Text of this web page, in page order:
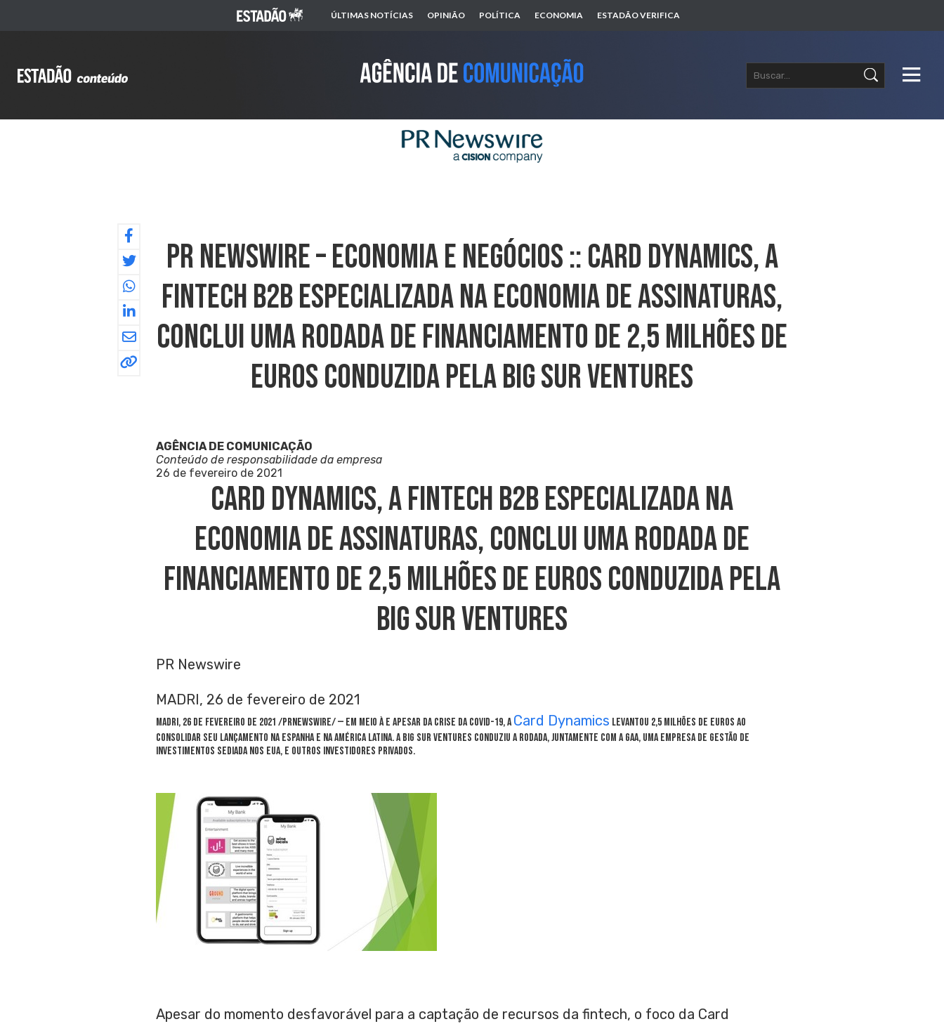
ÚLTIMAS NOTÍCIAS OPINIÃO POLÍTICA ECONOMIA ESTADÃO VERIFICA
PR NEWSWIRE – ECONOMIA E NEGÓCIOS :: Card Dynamics, A
Fintech B2B Especializada Na Economia De Assinaturas,
Conclui Uma Rodada De Financiamento De 2,5 Milhões De
Euros Conduzida Pela Big Sur Ventures
AGÊNCIA DE COMUNICAÇÃO
Conteúdo de responsabilidade da empresa
26 de fevereiro de 2021
Card Dynamics, A Fintech B2B Especializada Na
Economia De Assinaturas, Conclui Uma Rodada De
Financiamento De 2,5 Milhões De Euros Conduzida Pela
Big Sur Ventures
PR Newswire
MADRI, 26 de fevereiro de 2021
MADRI, 26 de fevereiro de 2021 /PRNewswire/ — Em meio à e apesar da crise da Covid-19, aCard Dynamics levantou 2,5 milhões de euros ao
consolidar seu lançamento na Espanha e na América Latina. A Big Sur Ventures conduziu a rodada, juntamente com a GAA, uma empresa de gestão de
investimentos sediada nos EUA, e outros investidores privados.
Apesar do momento desfavorável para a captação de recursos da fintech, o foco da Card